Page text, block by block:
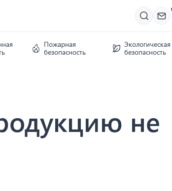
Пожарная
безопасность
Экологическая
безопасность
не